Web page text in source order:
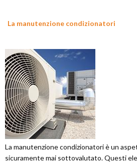
La manutenzione condizionatori
La manutenzione condizionatori è un
sicuramente mai sottovalutato. Questi